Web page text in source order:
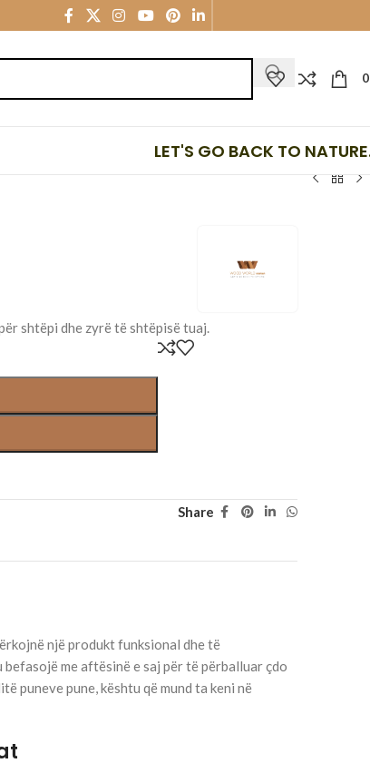
LET'S GO BACK TO
shtëpi dhe zyrë të shtëpisë tuaj.
Share
një produkt funksional dhe të
me aftësinë e saj për të përballuar çdo
puneve pune, kështu që mund ta keni në